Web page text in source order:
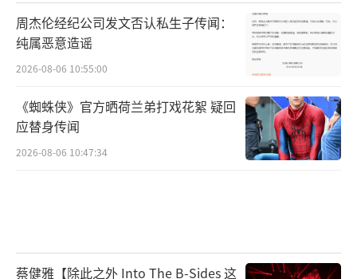
周杰伦经纪公司发文否认私生子传闻：
纯属恶意造谣
2026-08-06 10:55:00
《蜘蛛侠》官方晒荷兰弟打戏花絮 疑回
应替身传闻
2026-08-06 10:47:34
蔡健雅【除此之外 Into The B-Sides 这